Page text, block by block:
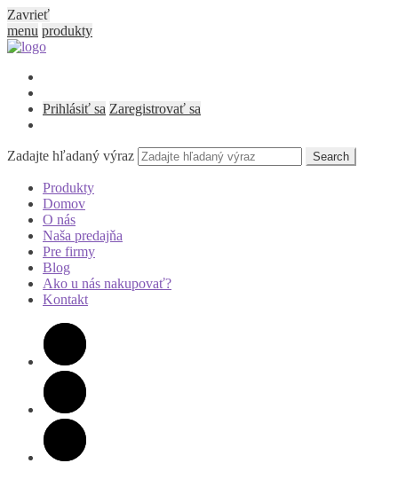
Zavrieť
menu produkty
Prihlásiť sa Zaregistrovať sa
Zadajte hľadaný výraz Search
Produkty
Domov
O nás
Naša predajňa
Pre firmy
Blog
Ako u nás nakupovať?
Kontakt